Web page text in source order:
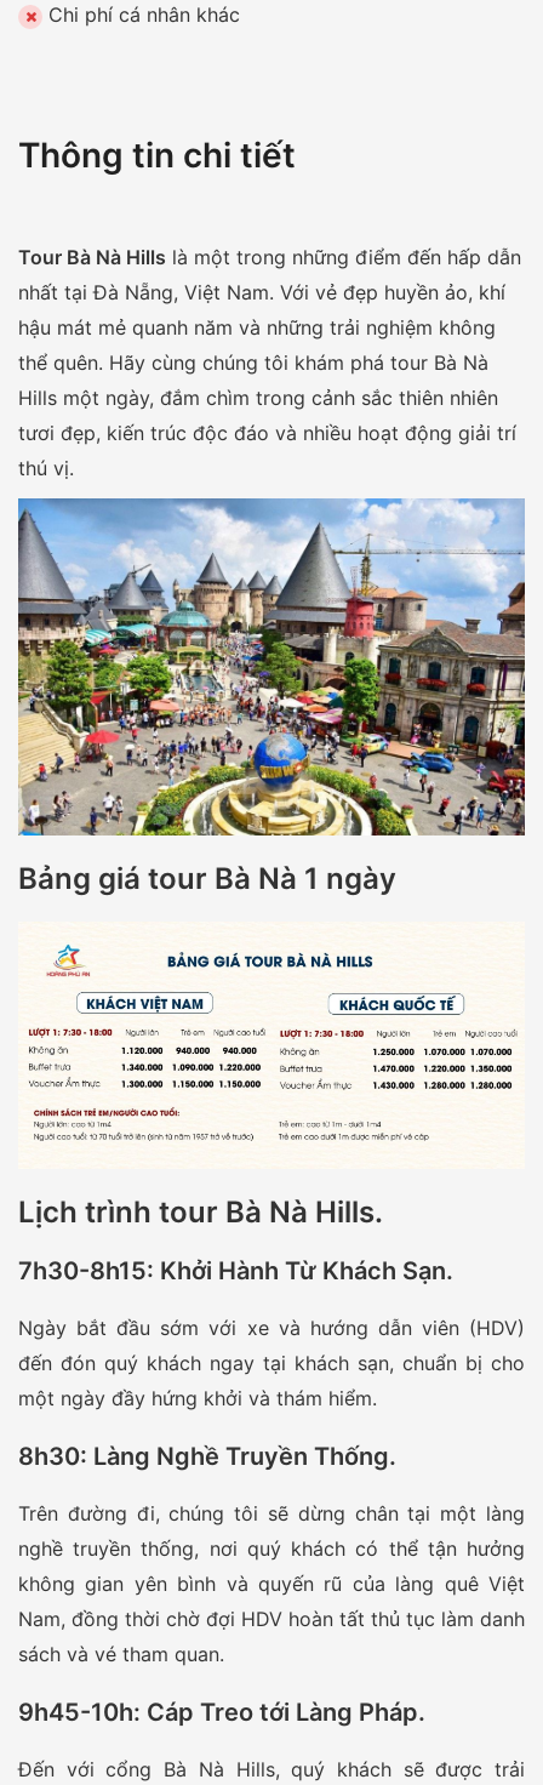
Chi phí cá nhân khác
Thông tin chi tiết
Tour Bà Nà Hills là một trong những điểm đến hấp dẫn
nhất tại Đà Nẵng, Việt Nam. Với vẻ đẹp huyền ảo, khí
hậu mát mẻ quanh năm và những trải nghiệm không
thể quên. Hãy cùng chúng tôi khám phá tour Bà Nà
Hills một ngày, đắm chìm trong cảnh sắc thiên nhiên
tươi đẹp, kiến trúc độc đáo và nhiều hoạt động giải trí
thú vị.
Bảng giá tour Bà Nà 1 ngày
Lịch trình tour Bà Nà Hills.
7h30-8h15: Khởi Hành Từ Khách Sạn.
Ngày bắt đầu sớm với xe và hướng dẫn viên (HDV)
đến đón quý khách ngay tại khách sạn, chuẩn bị cho
một ngày đầy hứng khởi và thám hiểm.
8h30: Làng Nghề Truyền Thống.
Trên đường đi, chúng tôi sẽ dừng chân tại một làng
nghề truyền thống, nơi quý khách có thể tận hưởng
không gian yên bình và quyến rũ của làng quê Việt
Nam, đồng thời chờ đợi HDV hoàn tất thủ tục làm danh
sách và vé tham quan.
9h45-10h: Cáp Treo tới Làng Pháp.
Đến với cổng Bà Nà Hills, quý khách sẽ được trải